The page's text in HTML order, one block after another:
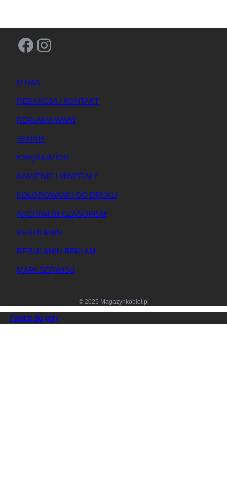
Facebook Instagram
O NAS
REDAKCJA / KONTAKT
REKLAMA WWW
SENNIK
KSIĘGA IMION
KAMIENIE I MINERAŁY
KOLOROWANKI DO DRUKU
ARCHIWUM CZASOPISM
REGULAMIN
REGULAMIN REKLAM
MAPA SERWISU
© 2025 Magazynkobiet.pl
Powrót do góry